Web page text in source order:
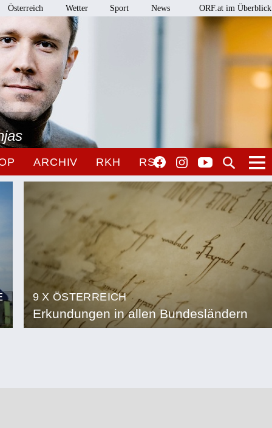
Österreich Wetter Sport News ORF.at im Überblick
ARCHIV RKH RSO
9 X ÖSTERREICH
Erkundungen in allen Bundesländern